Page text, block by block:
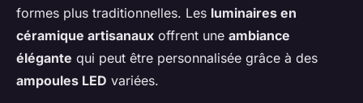
formes plus traditionnelles. Les luminaires en
céramique artisanaux offrent une ambiance
élégante qui peut être personnalisée grâce à des
ampoules LED variées.